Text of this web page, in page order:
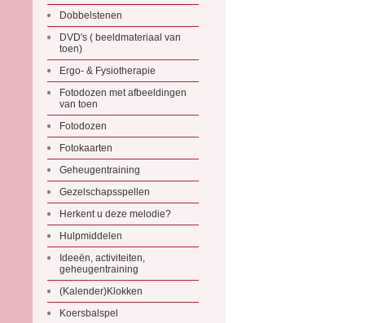
Dobbelstenen
DVD's ( beeldmateriaal van
toen)
Ergo- & Fysiotherapie
Fotodozen met afbeeldingen
van toen
Fotodozen
Fotokaarten
Geheugentraining
Gezelschapsspellen
Herkent u deze melodie?
Hulpmiddelen
Ideeën, activiteiten,
geheugentraining
(Kalender)Klokken
Koersbalspel